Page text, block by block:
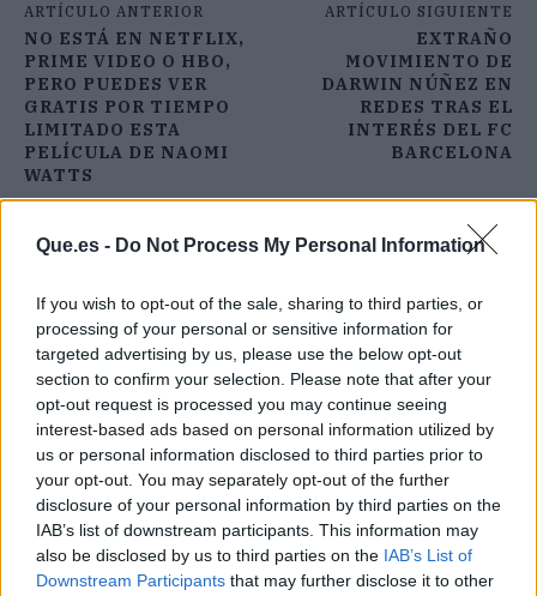
Que.es - Do Not Process My Personal Information
If you wish to opt-out of the sale, sharing to third parties, or
processing of your personal or sensitive information for
targeted advertising by us, please use the below opt-out
section to confirm your selection. Please note that after your
opt-out request is processed you may continue seeing
interest-based ads based on personal information utilized by
us or personal information disclosed to third parties prior to
your opt-out. You may separately opt-out of the further
disclosure of your personal information by third parties on the
IAB’s list of downstream participants. This information may
also be disclosed by us to third parties on the IAB’s List of
Downstream Participants that may further disclose it to other
ARTÍCULO ANTERIOR
NO ESTÁ EN NETFLIX,
PRIME VIDEO O HBO,
PERO PUEDES VER
GRATIS POR TIEMPO
LIMITADO ESTA
PELÍCULA DE NAOMI
WATTS
ARTÍCULO SIGUIENTE
EXTRAÑO
MOVIMIENTO DE
DARWIN NÚÑEZ EN
REDES TRAS EL
INTERÉS DEL FC
BARCELONA